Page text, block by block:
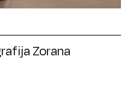
Zorana